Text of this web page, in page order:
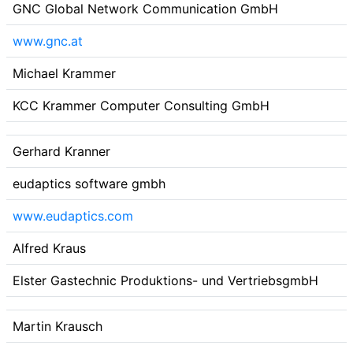
GNC Global Network Communication GmbH
www.gnc.at
Michael Krammer
KCC Krammer Computer Consulting GmbH
Gerhard Kranner
eudaptics software gmbh
www.eudaptics.com
Alfred Kraus
Elster Gastechnic Produktions- und VertriebsgmbH
Martin Krausch